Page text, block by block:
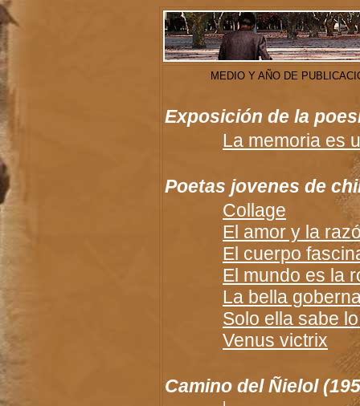
MEDIO Y AÑO DE
Exposición de la
La memoria es
Poetas jovenes de
Collage
El amor y la
El cuerpo
El mundo es la
La bella
Solo ella sabe
Venus victrix
Camino del Ñielol